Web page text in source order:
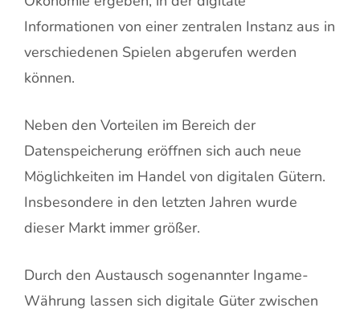
Informationen von einer zentralen Instanz aus in
verschiedenen Spielen abgerufen werden
können.
Neben den Vorteilen im Bereich der
Datenspeicherung eröffnen sich auch neue
Möglichkeiten im Handel von digitalen Gütern.
Insbesondere in den letzten Jahren wurde
dieser Markt immer größer.
Durch den Austausch sogenannter Ingame-
Währung lassen sich digitale Güter zwischen